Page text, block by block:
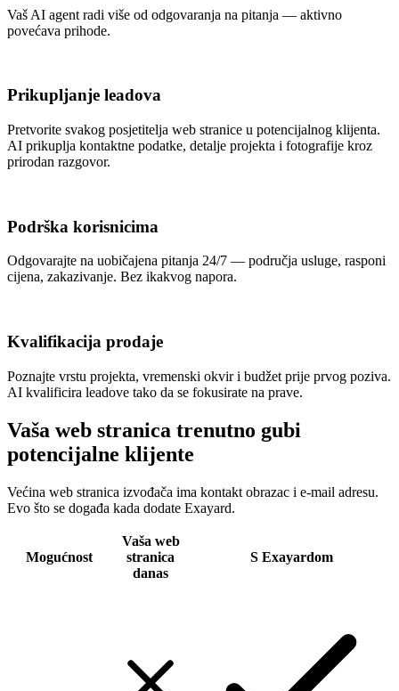
Vaš AI agent radi više od odgovaranja na pitanja — aktivno
povećava prihode.
Prikupljanje leadova
Pretvorite svakog posjetitelja web stranice u potencijalnog klijenta.
AI prikuplja kontaktne podatke, detalje projekta i fotografije kroz
prirodan razgovor.
Podrška korisnicima
Odgovarajte na uobičajena pitanja 24/7 — područja usluge, rasponi
cijena, zakazivanje. Bez ikakvog napora.
Kvalifikacija prodaje
Poznajte vrstu projekta, vremenski okvir i budžet prije prvog poziva.
AI kvalificira leadove tako da se fokusirate na prave.
Vaša web stranica trenutno gubi
potencijalne klijente
Većina web stranica izvođača ima kontakt obrazac i e-mail adresu.
Evo što se događa kada dodate Exayard.
Mogućnost
Vaša web
stranica
danas
S Exayardom